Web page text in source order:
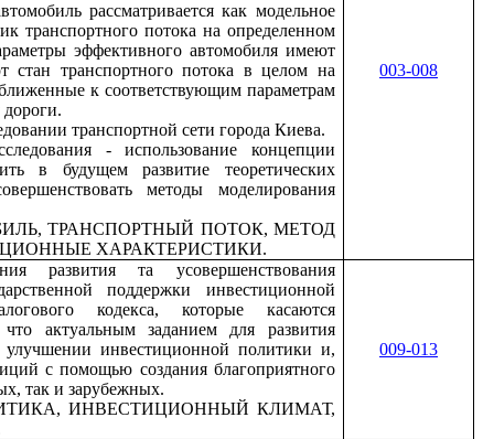
рассматривается как модельное
транспортного потока на определенном
эффективного автомобиля имеют
стан транспортного потока в целом на
к соответствующим параметрам
транспортной сети города Киева.
- использование концепции
в будущем развитие теоретических
методы моделирования
ТРАНСПОРТНЫЙ ПОТОК, МЕТОД
ХАРАКТЕРИСТИКИ.
003-008
развития та усовершенствования
поддержки инвестиционной
кодекса, которые касаются
актуальным заданием для развития
инвестиционной политики и,
с помощью создания благоприятного
так и зарубежных.
ИНВЕСТИЦИОННЫЙ КЛИМАТ,
009-013